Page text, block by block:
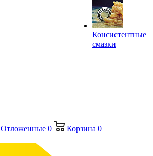
Консистентные
смазки
Отложенные 0 Корзина 0